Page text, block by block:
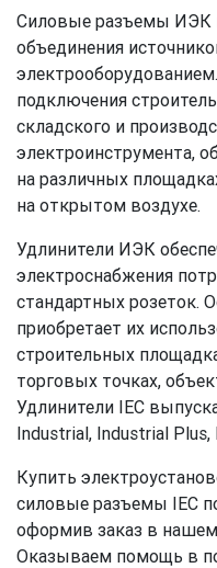
Силовые разъемы ИЭК
объединения
подключения
складского и
электроинструмента,
на различных
на открытом воздухе.
Удлинители ИЭК
электроснабжения
стандартных розеток.
приобретает их
строительных
торговых точках,
Удлинители IEС
Industrial, Industrial Plus,
Купить
силовые разъемы IEC
оформив заказ в нашем
Оказываем помощь в